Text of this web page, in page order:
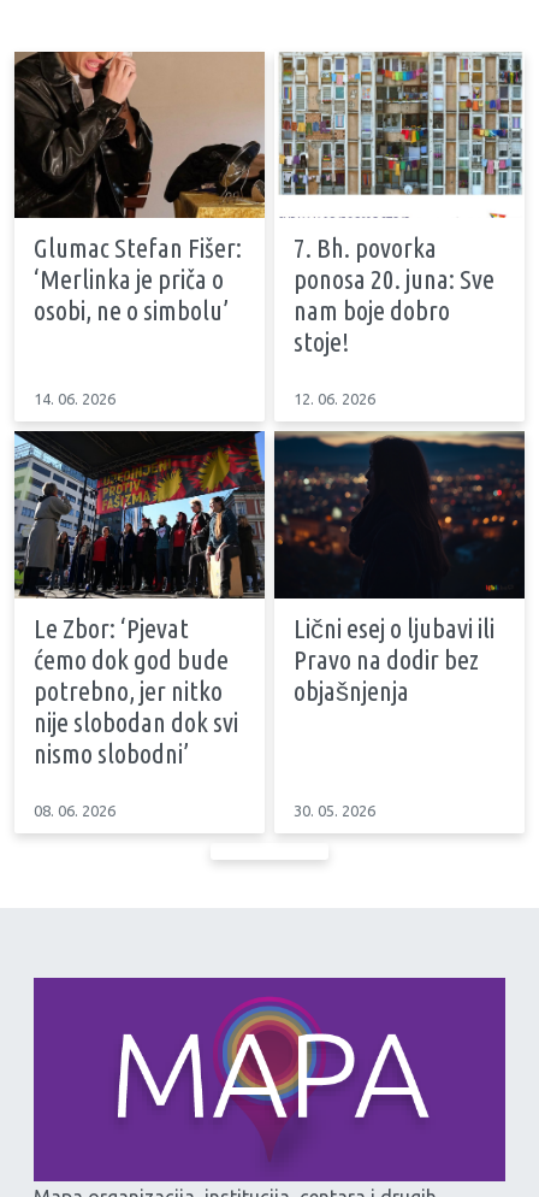
Glumac Stefan Fišer:
‘Merlinka je priča o
osobi, ne o simbolu’
14. 06. 2026
7. Bh. povorka
ponosa 20. juna: Sve
nam boje dobro
stoje!
12. 06. 2026
Le Zbor: ‘Pjevat
ćemo dok god bude
potrebno, jer nitko
nije slobodan dok svi
nismo slobodni’
08. 06. 2026
Lični esej o ljubavi ili
Pravo na dodir bez
objašnjenja
30. 05. 2026